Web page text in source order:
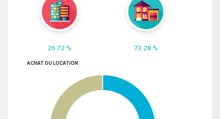
26.72 % 73.28 %
ACHAT OU LOCATION